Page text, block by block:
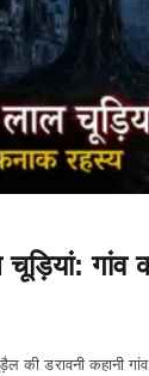
चूड़ियां: गांव
की डरावनी कहानी